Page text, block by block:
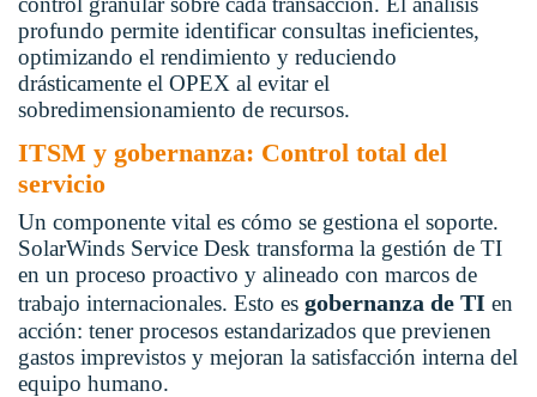
profundo permite identificar consultas ineficientes,
optimizando el rendimiento y reduciendo
drásticamente el OPEX al evitar el
sobredimensionamiento de recursos.
ITSM y gobernanza: Control total del
servicio
Un componente vital es cómo se gestiona el soporte.
SolarWinds Service Desk transforma la gestión de TI
en un proceso proactivo y alineado con marcos de
trabajo internacionales. Esto es gobernanza de TI en
acción: tener procesos estandarizados que previenen
gastos imprevistos y mejoran la satisfacción interna del
equipo humano.